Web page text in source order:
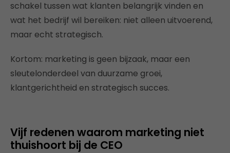
schakel tussen wat klanten belangrijk vinden en
wat het bedrijf wil bereiken: niet alleen uitvoerend,
maar echt strategisch.
Kortom: marketing is geen bijzaak, maar een
sleutelonderdeel van duurzame groei,
klantgerichtheid en strategisch succes.
Vijf redenen waarom marketing niet
thuishoort bij de CEO